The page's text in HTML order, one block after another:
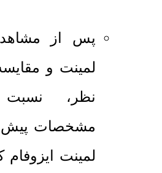
پس از
لمینت و
نظر،
مشخصات پیش